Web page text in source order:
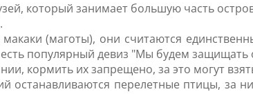
который занимает большую часть
(маготы), они считаются
популярный девиз "Мы будем защищать
кормить их запрещено, за это могут
останавливаются перелетные птицы, за